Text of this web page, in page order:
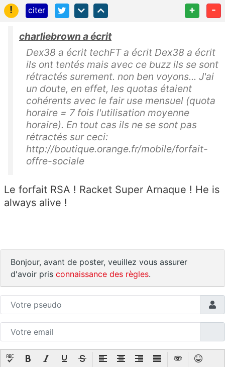
!
citer + -
charliebrown a écrit
Dex38 a écrit techFT a écrit Dex38 a écrit
ils ont tentés mais avec ce buzz ils se sont
rétractés surement. non ben voyons... J'ai
un doute, en effet, les quotas étaient
cohérents avec le fair use mensuel (quota
horaire = 7 fois l'utilisation moyenne
horaire). En tout cas ils ne se sont pas
rétractés sur ceci:
http://boutique.orange.fr/mobile/forfait-
offre-sociale
Le forfait RSA ! Racket Super Arnaque ! He is
always alive !
Bonjour, avant de poster, veuillez vous assurer
d'avoir pris connaissance des règles.